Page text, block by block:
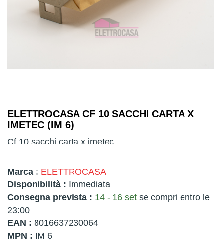
ELETTROCASA CF 10 SACCHI CARTA X
IMETEC (IM 6)
Cf 10 sacchi carta x imetec
Marca : ELETTROCASA
Disponibilità : Immediata
Consegna prevista : 14 - 16 set se compri entro le
23:00
EAN : 8016637230064
MPN : IM 6